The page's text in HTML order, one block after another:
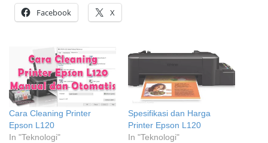
Facebook X
Cara Cleaning Printer
Epson L120
In "Teknologi"
Spesifikasi dan Harga
Printer Epson L120
In "Teknologi"